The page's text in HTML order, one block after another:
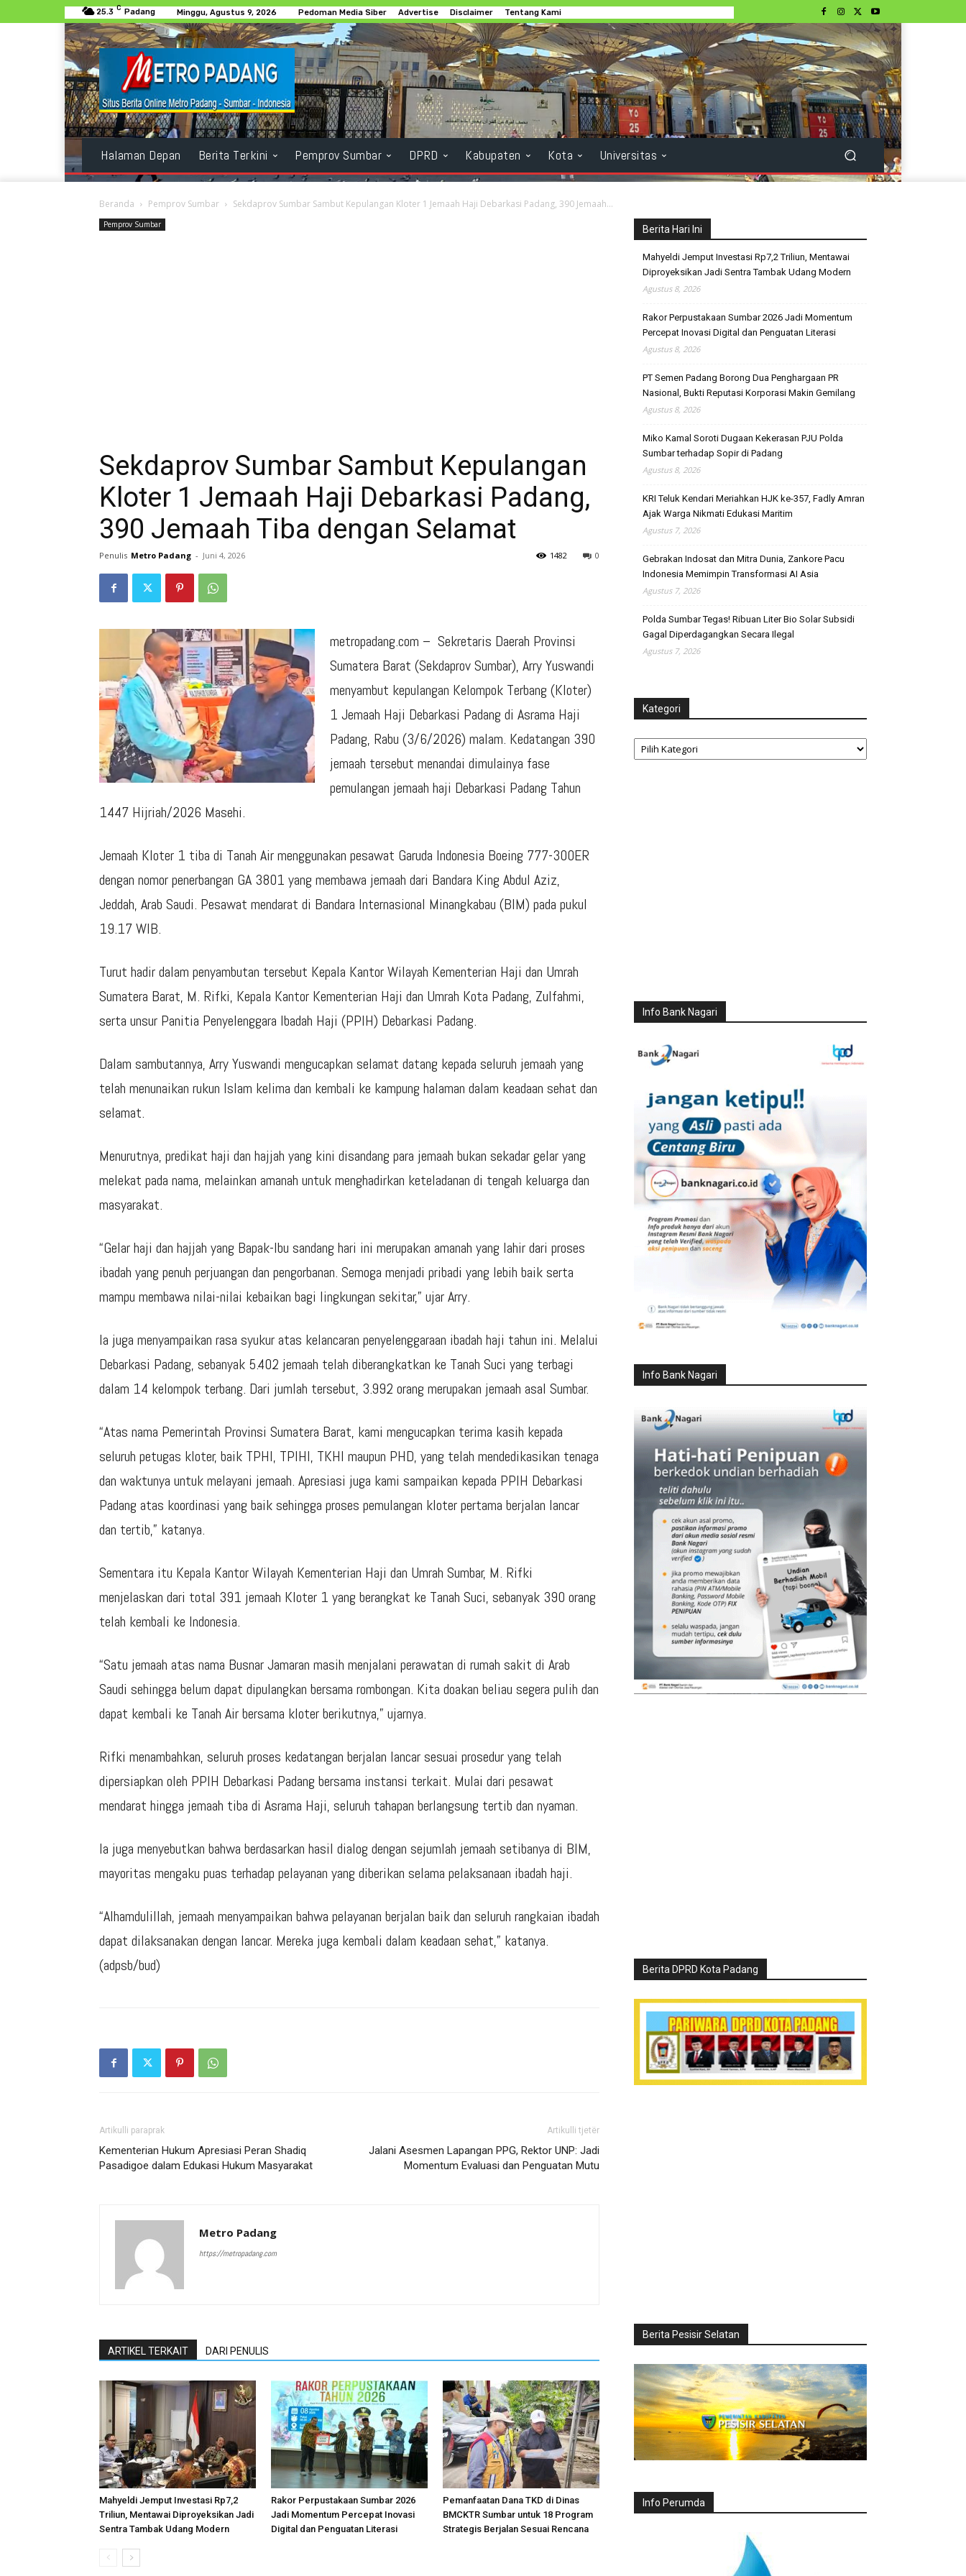
25.3 C Padang Minggu, Agustus 9, 2026 Pedoman Media Siber Advertise Disclaimer Tentang Kami
Halaman Depan Berita Terkini Pemprov Sumbar DPRD Kabupaten Kota Universitas
Beranda Pemprov Sumbar Sekdaprov Sumbar Sambut Kepulangan Kloter 1 Jemaah Haji Debarkasi Padang, 390 Jemaah...
Pemprov Sumbar
Sekdaprov Sumbar Sambut Kepulangan
Kloter 1 Jemaah Haji Debarkasi Padang,
390 Jemaah Tiba dengan Selamat
Penulis Metro Padang - Juni 4, 2026 0
1482
metropadang.com – Sekretaris Daerah Provinsi
Sumatera Barat (Sekdaprov Sumbar), Arry Yuswandi
menyambut kepulangan Kelompok Terbang (Kloter)
1 Jemaah Haji Debarkasi Padang di Asrama Haji
Padang, Rabu (3/6/2026) malam. Kedatangan 390
jemaah tersebut menandai dimulainya fase
pemulangan jemaah haji Debarkasi Padang Tahun
1447 Hijriah/2026 Masehi.
Jemaah Kloter 1 tiba di Tanah Air menggunakan pesawat Garuda Indonesia Boeing 777-300ER
dengan nomor penerbangan GA 3801 yang membawa jemaah dari Bandara King Abdul Aziz,
Jeddah, Arab Saudi. Pesawat mendarat di Bandara Internasional Minangkabau (BIM) pada pukul
19.17 WIB.
Turut hadir dalam penyambutan tersebut Kepala Kantor Wilayah Kementerian Haji dan Umrah
Sumatera Barat, M. Rifki, Kepala Kantor Kementerian Haji dan Umrah Kota Padang, Zulfahmi,
serta unsur Panitia Penyelenggara Ibadah Haji (PPIH) Debarkasi Padang.
Dalam sambutannya, Arry Yuswandi mengucapkan selamat datang kepada seluruh jemaah yang
telah menunaikan rukun Islam kelima dan kembali ke kampung halaman dalam keadaan sehat dan
selamat.
Menurutnya, predikat haji dan hajjah yang kini disandang para jemaah bukan sekadar gelar yang
melekat pada nama, melainkan amanah untuk menghadirkan keteladanan di tengah keluarga dan
masyarakat.
“Gelar haji dan hajjah yang Bapak-Ibu sandang hari ini merupakan amanah yang lahir dari proses
ibadah yang penuh perjuangan dan pengorbanan. Semoga menjadi pribadi yang lebih baik serta
mampu membawa nilai-nilai kebaikan bagi lingkungan sekitar,” ujar Arry.
Ia juga menyampaikan rasa syukur atas kelancaran penyelenggaraan ibadah haji tahun ini. Melalui
Debarkasi Padang, sebanyak 5.402 jemaah telah diberangkatkan ke Tanah Suci yang terbagi
dalam 14 kelompok terbang. Dari jumlah tersebut, 3.992 orang merupakan jemaah asal Sumbar.
“Atas nama Pemerintah Provinsi Sumatera Barat, kami mengucapkan terima kasih kepada
seluruh petugas kloter, baik TPHI, TPIHI, TKHI maupun PHD, yang telah mendedikasikan tenaga
dan waktunya untuk melayani jemaah. Apresiasi juga kami sampaikan kepada PPIH Debarkasi
Padang atas koordinasi yang baik sehingga proses pemulangan kloter pertama berjalan lancar
dan tertib,” katanya.
Sementara itu Kepala Kantor Wilayah Kementerian Haji dan Umrah Sumbar, M. Rifki
menjelaskan dari total 391 jemaah Kloter 1 yang berangkat ke Tanah Suci, sebanyak 390 orang
telah kembali ke Indonesia.
“Satu jemaah atas nama Busnar Jamaran masih menjalani perawatan di rumah sakit di Arab
Saudi sehingga belum dapat dipulangkan bersama rombongan. Kita doakan beliau segera pulih dan
dapat kembali ke Tanah Air bersama kloter berikutnya,” ujarnya.
Rifki menambahkan, seluruh proses kedatangan berjalan lancar sesuai prosedur yang telah
dipersiapkan oleh PPIH Debarkasi Padang bersama instansi terkait. Mulai dari pesawat
mendarat hingga jemaah tiba di Asrama Haji, seluruh tahapan berlangsung tertib dan nyaman.
Ia juga menyebutkan bahwa berdasarkan hasil dialog dengan sejumlah jemaah setibanya di BIM,
mayoritas mengaku puas terhadap pelayanan yang diberikan selama pelaksanaan ibadah haji.
“Alhamdulillah, jemaah menyampaikan bahwa pelayanan berjalan baik dan seluruh rangkaian ibadah
dapat dilaksanakan dengan lancar. Mereka juga kembali dalam keadaan sehat,” katanya.
(adpsb/bud)
Artikulli paraprak
Kementerian Hukum Apresiasi Peran Shadiq
Pasadigoe dalam Edukasi Hukum Masyarakat
Artikulli tjetër
Jalani Asesmen Lapangan PPG, Rektor UNP: Jadi
Momentum Evaluasi dan Penguatan Mutu
Metro Padang
https://metropadang.com
ARTIKEL TERKAIT DARI PENULIS
Mahyeldi Jemput Investasi Rp7,2
Triliun, Mentawai Diproyeksikan Jadi
Sentra Tambak Udang Modern
Rakor Perpustakaan Sumbar 2026
Jadi Momentum Percepat Inovasi
Digital dan Penguatan Literasi
Pemanfaatan Dana TKD di Dinas
BMCKTR Sumbar untuk 18 Program
Strategis Berjalan Sesuai Rencana
Berita Hari Ini
Mahyeldi Jemput Investasi Rp7,2 Triliun, Mentawai
Diproyeksikan Jadi Sentra Tambak Udang Modern
Agustus 8, 2026
Rakor Perpustakaan Sumbar 2026 Jadi Momentum
Percepat Inovasi Digital dan Penguatan Literasi
Agustus 8, 2026
PT Semen Padang Borong Dua Penghargaan PR
Nasional, Bukti Reputasi Korporasi Makin Gemilang
Agustus 8, 2026
Miko Kamal Soroti Dugaan Kekerasan PJU Polda
Sumbar terhadap Sopir di Padang
Agustus 8, 2026
KRI Teluk Kendari Meriahkan HJK ke-357, Fadly Amran
Ajak Warga Nikmati Edukasi Maritim
Agustus 7, 2026
Gebrakan Indosat dan Mitra Dunia, Zankore Pacu
Indonesia Memimpin Transformasi AI Asia
Agustus 7, 2026
Polda Sumbar Tegas! Ribuan Liter Bio Solar Subsidi
Gagal Diperdagangkan Secara Ilegal
Agustus 7, 2026
Kategori
Kategori
Info Bank Nagari
Info Bank Nagari
Berita DPRD Kota Padang
Berita Pesisir Selatan
Info Perumda